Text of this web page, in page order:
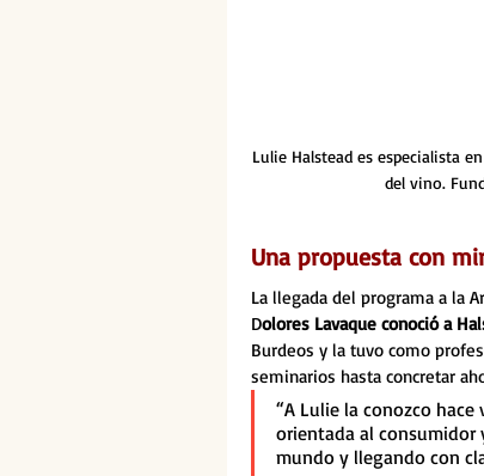
Lulie Halstead es especialista
del vino.
Una propuesta con
La llegada del programa a la
Dolores Lavaque conoció a
Burdeos y la tuvo como
seminarios hasta concretar
“A Lulie la conozco
orientada al consumidor
mundo y llegando con